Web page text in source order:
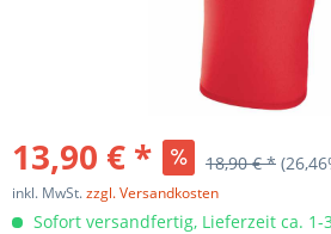
13,90 € * 18,90 € *
inkl. MwSt.zzgl. Versandkosten
Sofort versandfertig, Lieferzeit ca. 1-